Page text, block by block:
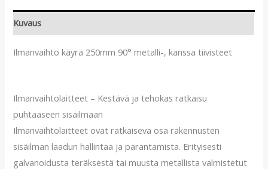
Kuvaus
Ilmanvaihto käyrä 250mm 90° metalli-, kanssa tiivisteet
Ilmanvaihtolaitteet – Kestävä ja tehokas ratkaisu
puhtaaseen sisäilmaan
Ilmanvaihtolaitteet ovat ratkaiseva osa rakennusten
sisäilman laadun hallintaa ja parantamista. Erityisesti
galvanoidusta teräksestä tai muusta metallista valmistetut